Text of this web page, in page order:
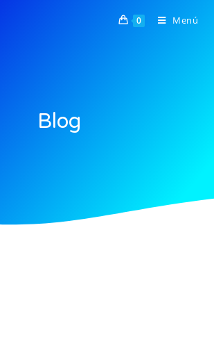
0 Menú
Blog